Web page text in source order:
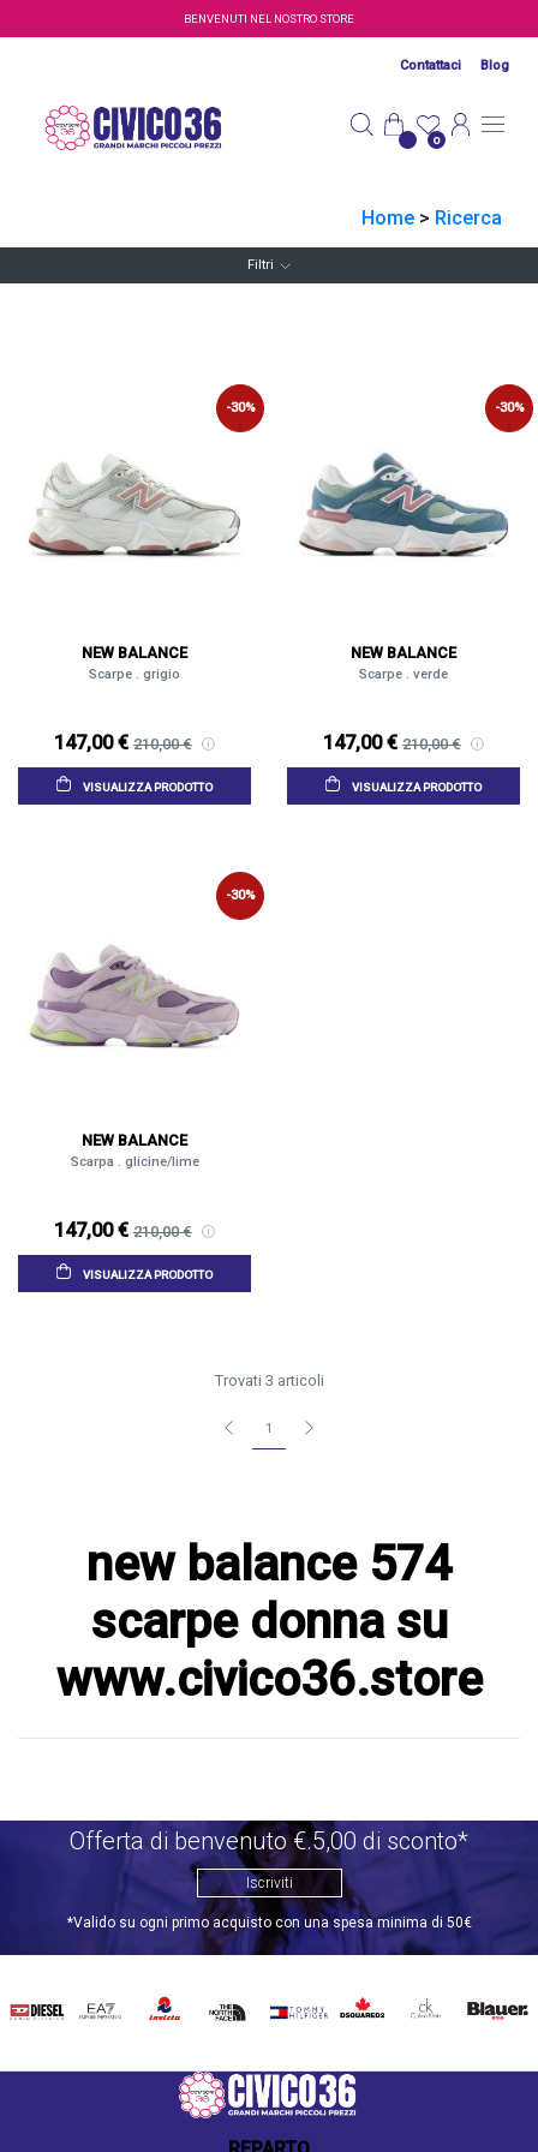
Salta al contenuto principaleBENVENUTI NEL NOSTRO STORE
Contattaci Blog
0
Home > Ricerca
Filtri
-30%
NEW BALANCE
Scarpe . grigio
147,00 € 210,00 €
VISUALIZZA PRODOTTO
-30%
NEW BALANCE
Scarpe . verde
147,00 € 210,00 €
VISUALIZZA PRODOTTO
-30%
NEW BALANCE
Scarpa . glicine/lime
147,00 € 210,00 €
VISUALIZZA PRODOTTO
Trovati 3 articoli
1
new balance 574
scarpe donna su
www.civico36.store
Offerta di benvenuto €.5,00 di sconto*
Iscriviti
*Valido su ogni primo acquisto con una spesa minima di 50€
DIESEL EA7 INVICTATHE
TOMMY
DSQUARED2
CALVIN BLAUER